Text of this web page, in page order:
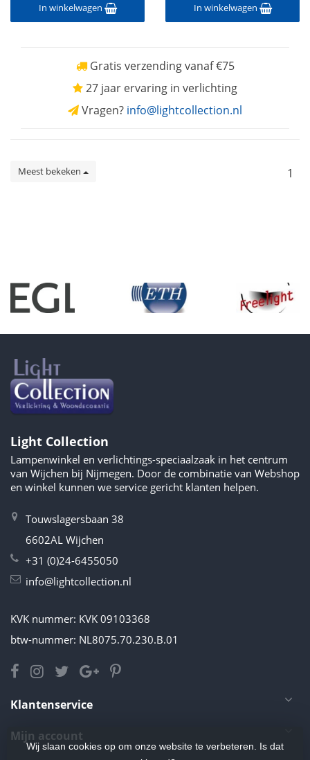
In winkelwagen In winkelwagen
Gratis verzending vanaf €75
27 jaar ervaring in verlichting
Vragen? info@lightcollection.nl
Meest bekeken 1
Light Collection
Lampenwinkel en verlichtings-speciaalzaak in het centrum
van Wijchen bij Nijmegen. Door de combinatie van Webshop
en winkel kunnen we service gericht klanten helpen.
Touwslagersbaan 38
6602AL Wijchen
+31 (0)24-6455050
info@lightcollection.nl
KVK nummer: KVK 09103368
btw-nummer: NL8075.70.230.B.01
Klantenservice
Mijn account
Wij slaan cookies op om onze website te verbeteren. Is dat